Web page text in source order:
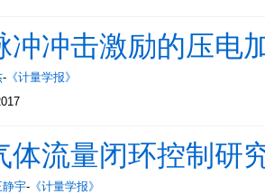
冲冲击激励的压电
- 《计量学报》
体流量闭环控制研
静宇- 《计量学报》